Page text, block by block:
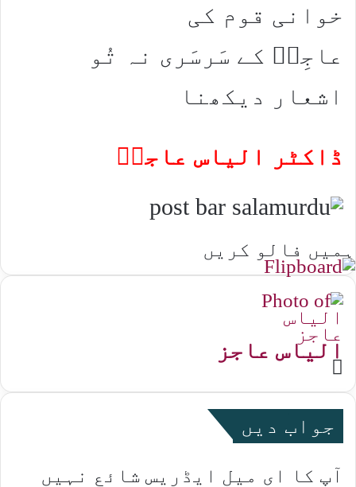
خوانی قوم کی
عاجِزؔ کے سَرسَری نہ تُو
اشعار دیکھنا
ڈاکٹر الیاس عاجزؔ
ہمیں فالو کریں
الیاس عاجز
Website
جواب دیں
آپ کا ای میل ایڈریس شائع نہیں